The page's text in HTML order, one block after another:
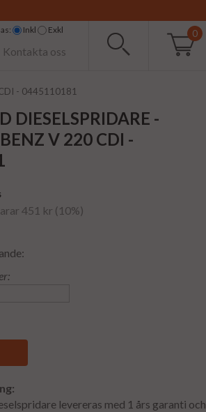
0
Inkl Exkl
Kontakta oss
- 0445110181
DIESELSPRIDARE -
V 220 CDI -
451 kr (10%)
levereras med 1 års garanti och